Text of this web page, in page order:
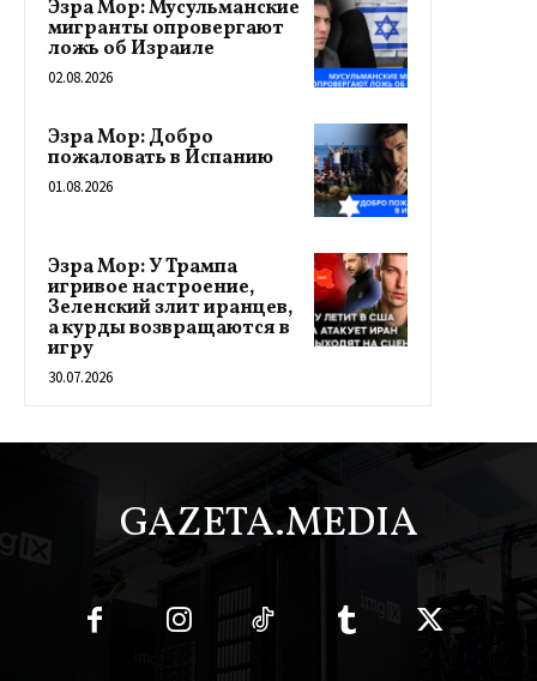
Эзра Мор: Мусульманские
мигранты опровергают
ложь об Израиле
02.08.2026
Эзра Мор: Добро
пожаловать в Испанию
01.08.2026
Эзра Мор: У Трампа
игривое настроение,
Зеленский злит иранцев,
а курды возвращаются в
игру
30.07.2026
GAZETA.MEDIA